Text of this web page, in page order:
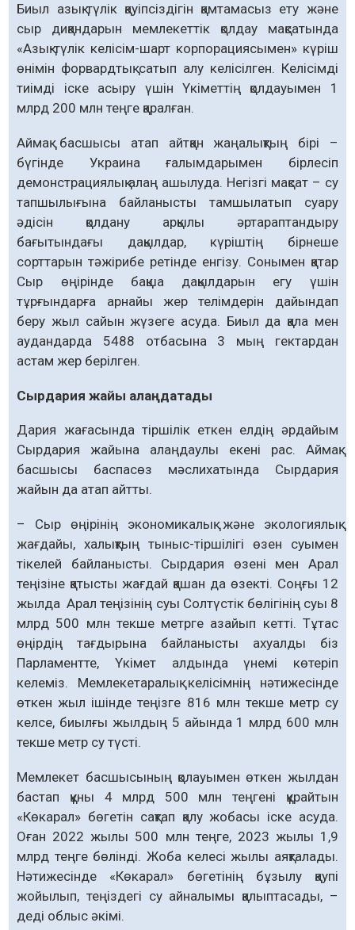
Биыл азық-түлік қауіпсіздігін қамтамасыз ету және
сыр диқандарын мемлекеттік қол­дау мақсатында
«Азық-түлік келісім-шарт корпорациясымен» күріш
өнімін форвардтық сатып алу келісілген. Келісімді
тиімді іске асыру үшін Үкіметтің қолдауымен 1
млрд 200 млн теңге қаралған.
Аймақ басшысы атап айтқан жаңалық­тың бірі –
бүгінде Украина ғалымдарымен бірле­сіп
демонстрациялық алаң ашылуда. Негізгі мақсат – су
тапшылығына байланысты тамшылатып суару
әдісін қолдану арқылы әртараптандыру
бағытындағы дақылдар, кү­ріштің бірнеше
сорттарын тәжірибе ретінде енгізу. Сонымен қатар
Сыр өңірінде бақша дақылдарын егу үшін
тұрғындарға арнайы жер телімдерін дайындап
беру жыл сайын жүзеге асуда. Биыл да қала мен
аудандарда 5488 отбасына 3 мың гектардан
астам жер берілген.
Сырдария жайы алаңдатады
Дария жағасында тіршілік еткен елдің әрдайым
Сырдария жайына алаңдаулы екені рас. Аймақ
басшысы баспасөз мәслихатында Сырдария
жайын да атап айтты.
– Сыр өңірінің экономикалық және эко­логиялық
жағдайы, халықтың тыныс-тіршілігі өзен суымен
тікелей байланысты. Сырдария өзені мен Арал
теңізіне қатысты жағдай қашан да өзекті. Соңғы 12
жылда Арал теңізінің суы Солтүстік бөлігінің суы 8
млрд 500 млн текше метрге азайып кетті. Тұтас
өңірдің тағдырына байланысты ахуалды біз
Парламентте, Үкімет алдында үнемі көтеріп
келеміз. Мем­лекетаралық келісімнің нәтижесінде
өткен жыл ішінде теңізге 816 млн текше метр су
келсе, биылғы жылдың 5 айында 1 млрд 600 млн
текше метр су түсті.
Мемлекет басшысының қолауымен өткен жылдан
бастап құны 4 млрд 500 млн теңгені құрайтын
«Көкарал» бөгетін сақтап қалу жобасы іске асуда.
Оған 2022 жылы 500 млн теңге, 2023 жылы 1,9
млрд теңге бөлінді. Жоба келесі жылы аяқталады.
Нәтижесінде «Көкарал» бөгетінің бұзылу қаупі
жойылып, теңіздегі су айналымы қалыптасады, –
деді облыс әкімі.